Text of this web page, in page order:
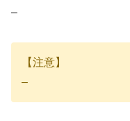
–
【注意】
–